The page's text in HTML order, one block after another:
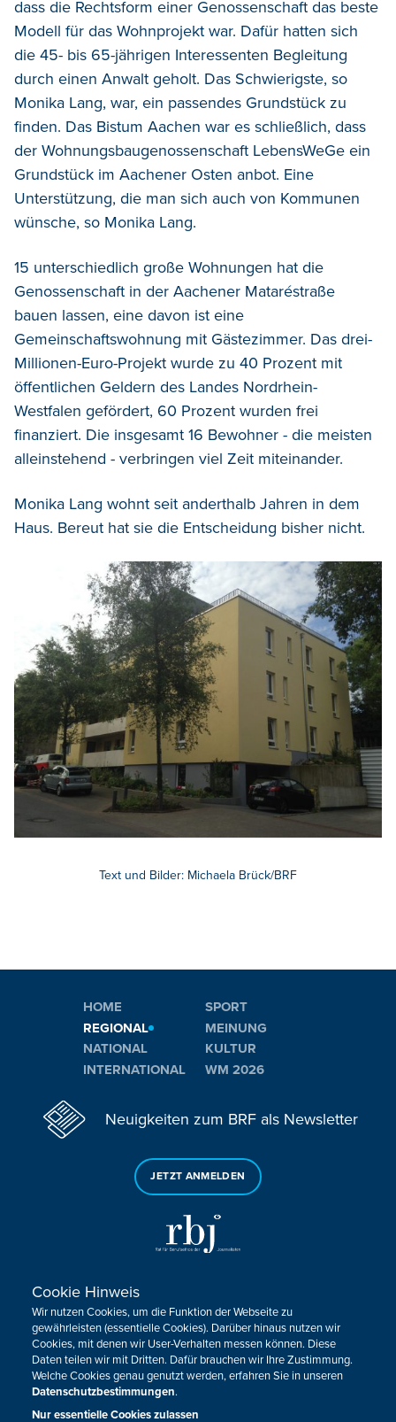
dass die Rechtsform einer Genossenschaft das beste
Modell für das Wohnprojekt war. Dafür hatten sich
die 45- bis 65-jährigen Interessenten Begleitung
durch einen Anwalt geholt. Das Schwierigste, so
Monika Lang, war, ein passendes Grundstück zu
finden. Das Bistum Aachen war es schließlich, dass
der Wohnungsbaugenossenschaft LebensWeGe ein
Grundstück im Aachener Osten anbot. Eine
Unterstützung, die man sich auch von Kommunen
wünsche, so Monika Lang.
15 unterschiedlich große Wohnungen hat die
Genossenschaft in der Aachener Mataréstraße
bauen lassen, eine davon ist eine
Gemeinschaftswohnung mit Gästezimmer. Das drei-
Millionen-Euro-Projekt wurde zu 40 Prozent mit
öffentlichen Geldern des Landes Nordrhein-
Westfalen gefördert, 60 Prozent wurden frei
finanziert. Die insgesamt 16 Bewohner - die meisten
alleinstehend - verbringen viel Zeit miteinander.
Monika Lang wohnt seit anderthalb Jahren in dem
Haus. Bereut hat sie die Entscheidung bisher nicht.
Text und Bilder: Michaela Brück/BRF
HOME
REGIONAL
NATIONAL
INTERNATIONAL
SPORT
MEINUNG
KULTUR
WM 2026
Neuigkeiten zum BRF als Newsletter
JETZT ANMELDEN
Sie haben noch Fragen oder Anmerkungen?
KONTAKTIEREN SIE UNS!
Impressum Datenschutz Kontakt
Barrierefreiheit
Cookie-Zustimmung anpassen
Design, Konzept & Programmierung:
Cookie Hinweis
Wir nutzen Cookies, um die Funktion der Webseite zu
gewährleisten (essentielle Cookies). Darüber hinaus nutzen wir
Cookies, mit denen wir User-Verhalten messen können. Diese
Daten teilen wir mit Dritten. Dafür brauchen wir Ihre Zustimmung.
Welche Cookies genau genutzt werden, erfahren Sie in unseren
Datenschutzbestimmungen.
Nur essentielle Cookies zulassen